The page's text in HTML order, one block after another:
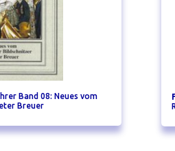
Band 08: Neues vom
Breuer